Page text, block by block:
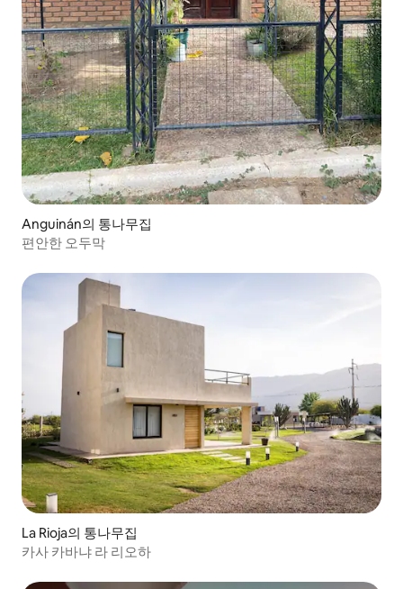
Anguinán의 통나무집
편안한 오두막
La Rioja의 통나무집
카사 카바냐 라 리오하